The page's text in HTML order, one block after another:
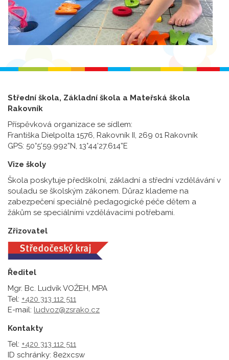
Střední škola, Základní škola a Mateřská škola
Rakovník
Příspěvková organizace se sídlem:
Františka Dielpolta 1576, Rakovník II, 269 01 Rakovník
GPS: 50°5’59.992”N, 13°44’27.614”E
Vize školy
Škola poskytuje předškolní, základní a střední vzdělávání v
souladu se školským zákonem. Důraz klademe na
zabezpečení speciálně pedagogické péče dětem a
žákům se speciálními vzdělávacími potřebami.
Zřizovatel
Ředitel
Mgr. Bc. Ludvík VOŽEH, MPA
Tel: +420 313 112 511
E-mail: ludvoz@zsrako.cz
Kontakty
Tel: +420 313 112 511
ID schránky: 8e2xcsw